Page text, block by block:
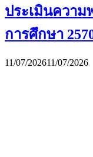
ประเมินความ
การศึกษา
11/07/202611/07/2026